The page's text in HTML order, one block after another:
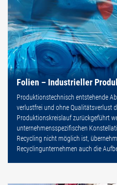
Folien – Industrieller
Produktionstechnisch entstehende
verlustfrei und ohne Qualitätsverlust
Produktionskreislauf zurückgeführt
unternehmensspezifischen
Recycling nicht möglich ist,
Recyclingunternehmen auch die